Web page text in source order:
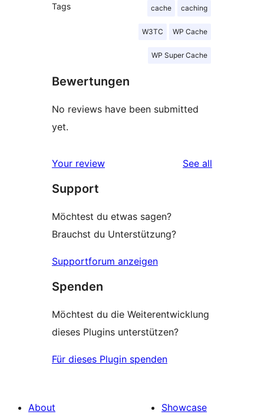
Tags cache caching
W3TC WP Cache
WP Super Cache
Bewertungen
No reviews have been submitted
yet.
Your review See all
Support
Möchtest du etwas sagen?
Brauchst du Unterstützung?
Supportforum anzeigen
Spenden
Möchtest du die Weiterentwicklung
dieses Plugins unterstützen?
Für dieses Plugin spenden
About
Showcase